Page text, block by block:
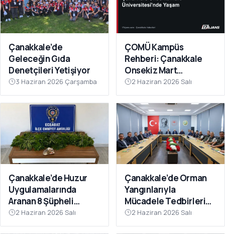
Çanakkale’de
Geleceğin Gıda
Denetçileri Yetişiyor
3 Haziran 2026 Çarşamba
ÇOMÜ Kampüs
Rehberi: Çanakkale
Onsekiz Mart
Üniversitesi'nde
Yaşam
2 Haziran 2026 Salı
Çanakkale’de Huzur
Uygulamalarında
Aranan 8 Şüpheli
Yakalandı
2 Haziran 2026 Salı
Çanakkale’de Orman
Yangınlarıyla
Mücadele Tedbirleri
Masaya Yatırıldı
2 Haziran 2026 Salı